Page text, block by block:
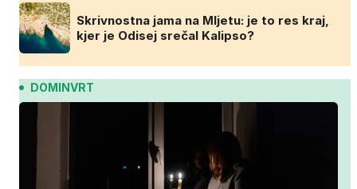
Skrivnostna jama na Mljetu: je to res kraj,
kjer je Odisej srečal Kalipso?
DOMINVRT